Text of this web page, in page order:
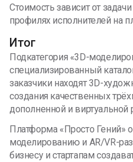
Стоимость зависит от
профилях исполнителей на
Итог
Подкатегория «3D-
специализированный
заказчики находят 3D-
создания качественных
дополненной и виртуальной
Платформа «Просто Гений»
моделированию и AR/VR-
бизнесу и стартапам